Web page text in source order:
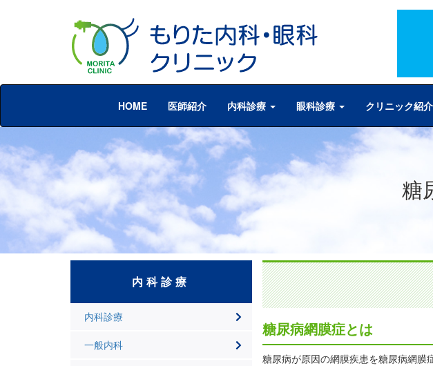
HOME 医師紹介 内科診療 眼科診療 クリニック紹介
糖
内科診療
内科診療
一般内科
糖尿病網膜症とは
糖尿病が原因の網膜疾患を糖尿病網膜